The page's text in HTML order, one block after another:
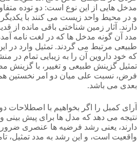
مدخل هایی از این نوع است: دو توده
و در محیط واحد زیست می کنند با
دارند. آثار زمین شناختی باقی مانده از
مدد آن گونه مدخل ها که در لغت نامه
طبیعی مرتبط می گردند. تمثیل وارد در
که خود داروین آن را به زیبایی تمام در
تمثیل گزینش طبیعی و تغییر، با
فرض، نسبت علی میان دو امر نخستین
بعدی می باشد.
آرای کمبل را اگر بخواهیم با اصطلاحات
نتیجه می دهد که مدل ها برای پیش
دارند، یعنی رشد فرضیه ها عنصری
واقعیت است، و این رشد به مدد تمثیل،